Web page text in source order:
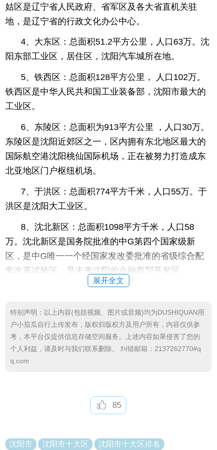
姑区是辽宁省人民政府、省军区及各大省直机关驻
地，是辽宁省的行政文化办公中心。
4、大东区：总面积51.2平方公里，人口63万。沈
阳东部工业区，居住区，沈阳汽车城所在地。
5、铁西区：总面积128平方公里， 人口102万。
铁西区是中华人民共和国工业装备部，沈阳市最大的
工业区。
6、东陵区：总面积为913平方公里 ，人口30万。
东陵区是沈阳近郊区之一，区内拥有东北地区最大的
国际航空港沈阳桃仙国际机场，正在被努力打造成东
北亚地区门户枢纽机场。
7、于洪区：总面积774平方千米，人口55万。于
洪区是沈阳大工业区。
8、沈北新区：总面积1098平方千米，人口58
万。沈北新区是国务院批准的中G第四个国家级新
区，是中G唯一一个经国家发改委批准的省级综合配
套改革试验区，是未来沈阳的金融商贸开发区。
区的中心，是沈阳市连接沈阳经济区的一个战略门
户。
沈阳市，古称候城、盛京、奉天，辽宁省辖地级
市、省会、副省级市、特大城市、沈阳都市圈核心城
中国重要的工业基地和先进装备制造业基地。截至20
展开全文
特别声明：以上内容(包括视频、图片或音频)均为DUSHIQUAN用
户小茄瓜自行上传发布，版权归版权方及用户所有，内容仅供参
考，本平台仅提供信息存储空间服务。上述内容如果侵害了您的
个人利益，请及时与我们联系删除。 纠错邮箱：2137262770#q
q.com
85
沈阳市 沈阳市十大区 沈阳市十大区排名